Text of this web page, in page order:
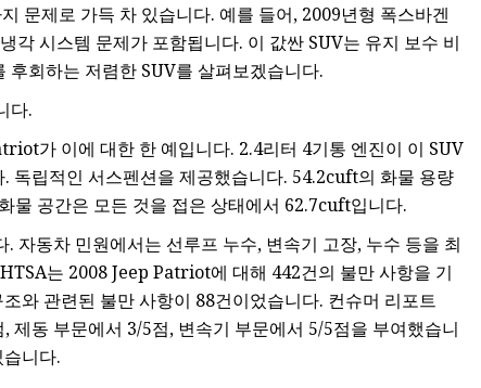
문제로 가득 차 있습니다. 예를 들어, 2009년형 폭스바겐
시스템 문제가 포함됩니다. 이 값싼 SUV는 유지 보수 비
회하는 저렴한 SUV를 살펴보겠습니다.
다.
가 이에 대한 한 예입니다. 2.4리터 4기통 엔진이 이 SUV
립적인 서스펜션을 제공했습니다. 54.2cuft의 화물 용량
물 공간은 모든 것을 접은 상태에서 62.7cuft입니다.
동차 민원에서는 선루프 누수, 변속기 고장, 누수 등을 최
는 2008 Jeep Patriot에 대해 442건의 불만 사항을 기
와 관련된 불만 사항이 88건이었습니다. 컨슈머 리포트
동 부문에서 3/5점, 변속기 부문에서 5/5점을 부여했습니
니다.